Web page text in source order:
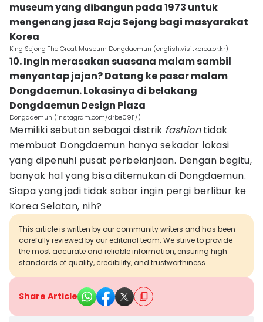
museum yang dibangun pada 1973 untuk
mengenang jasa Raja Sejong bagi masyarakat
Korea
King Sejong The Great Museum Dongdaemun (english.visitkorea.or.kr)
10. Ingin merasakan suasana malam sambil
menyantap jajan? Datang ke pasar malam
Dongdaemun. Lokasinya di belakang
Dongdaemun Design Plaza
Dongdaemun (instagram.com/drbe0911/)
Memiliki sebutan sebagai distrik fashiontidak
membuat Dongdaemun hanya sekadar lokasi
yang dipenuhi pusat perbelanjaan. Dengan begitu,
banyak hal yang bisa ditemukan di Dongdaemun.
Siapa yang jadi tidak sabar ingin pergi berlibur ke
Korea Selatan, nih?
This article is written by our community writers and has been
carefully reviewed by our editorial team. We strive to provide
the most accurate and reliable information, ensuring high
standards of quality, credibility, and trustworthiness.
Share Article